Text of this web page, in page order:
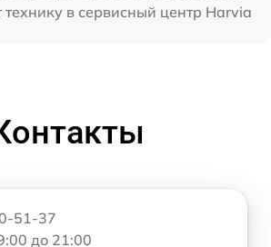
технику в сервисный центр Harvia
51-37
до 21:00